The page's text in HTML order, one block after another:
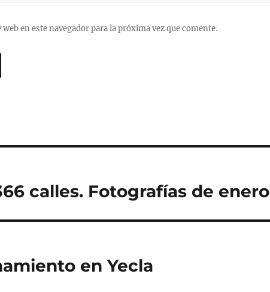
en este navegador para la próxima vez que comente.
calles. Fotografías de enero
en Yecla